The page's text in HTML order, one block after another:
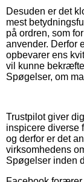
Desuden er det
mest
på ordren, som
anvender. Derfor
opbevarer ens
vil kunne
Spøgelser, om
Trustpilot giver
inspicere diverse
og derfor er det
virksomhedens
Spøgelser inden